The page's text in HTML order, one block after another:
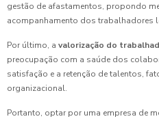
gestão de afastamentos, propondo
acompanhamento dos trabalhadores
Por último, a valorização do
preocupação com a saúde dos
satisfação e a retenção de talentos,
organizacional.
Portanto, optar por uma empresa de